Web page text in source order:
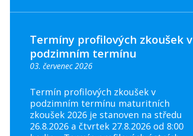
Termíny profilových zkoušek v
podzimním termínu
03. červenec 2026
Termín profilových zkoušek v
podzimním termínu maturitních
zkoušek 2026 je stanoven na středu
26.8.2026 a čtvrtek 27.8.2026 od 8:00